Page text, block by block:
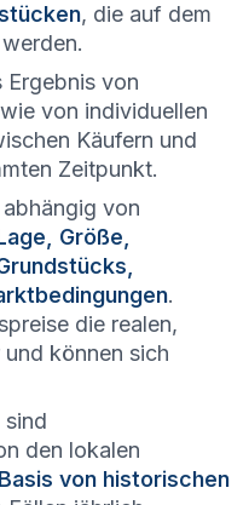
, die auf dem
Ergebnis von
von individuellen
Käufern und
Zeitpunkt.
abhängig von
Größe,
.
die realen,
können sich
sind
den lokalen
Basis von historischen